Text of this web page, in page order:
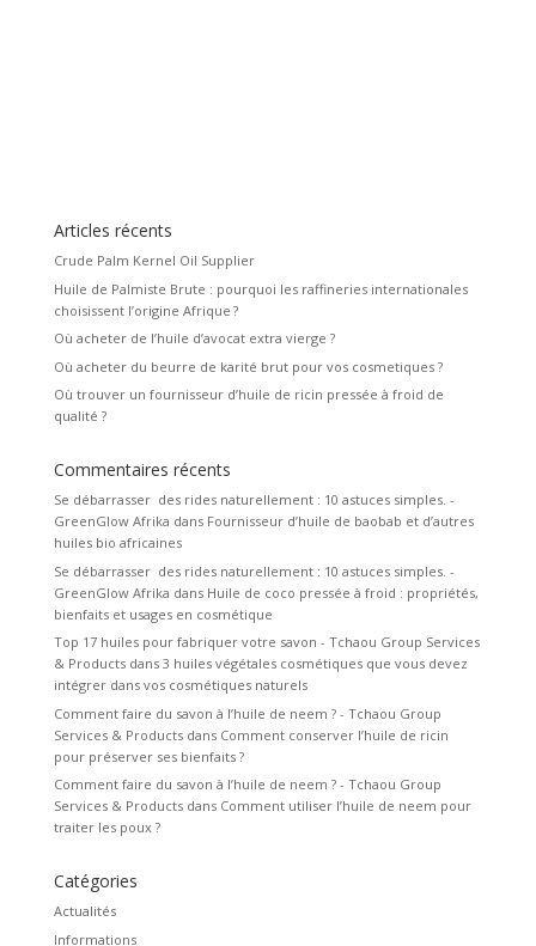
Articles récents
Crude Palm Kernel Oil Supplier
Huile de Palmiste Brute : pourquoi les raffineries internationales
choisissent l’origine Afrique ?
Où acheter de l’huile d’avocat extra vierge ?
Où acheter du beurre de karité brut pour vos cosmetiques ?
Où trouver un fournisseur d’huile de ricin pressée à froid de
qualité ?
Commentaires récents
Se débarrasser des rides naturellement : 10 astuces simples. -
GreenGlow Afrika dans Fournisseur d’huile de baobab et d’autres
huiles bio africaines
Se débarrasser des rides naturellement : 10 astuces simples. -
GreenGlow Afrika dans Huile de coco pressée à froid : propriétés,
bienfaits et usages en cosmétique
Top 17 huiles pour fabriquer votre savon - Tchaou Group Services
& Productsdans 3 huiles végétales cosmétiques que vous devez
intégrer dans vos cosmétiques naturels
Comment faire du savon à l’huile de neem ? - Tchaou Group
Services & Productsdans Comment conserver l’huile de ricin
pour préserver ses bienfaits ?
Comment faire du savon à l’huile de neem ? - Tchaou Group
Services & Productsdans Comment utiliser l’huile de neem pour
traiter les poux ?
Catégories
Actualités
Informations